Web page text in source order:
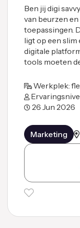
Ben jij digi
van beurzen
toepassingen.
ligt op een slim
digitale
tools moeten
Werkplek:
26 Jun 2026
Marketing